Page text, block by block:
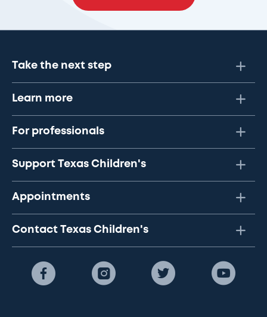
Take the next step
Learn more
For professionals
Support Texas Children's
Appointments
Contact Texas Children's